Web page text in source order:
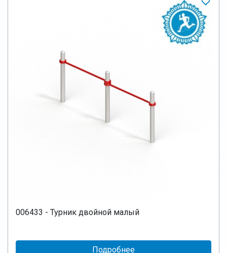
006433 - Турник двойной малый
Подробнее